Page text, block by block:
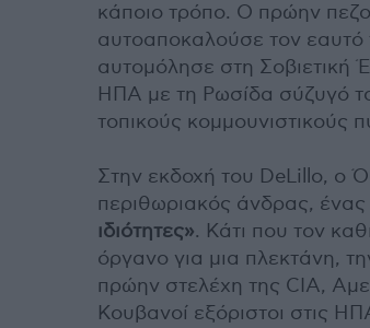
κάποιο τρόπο. Ο πρώην
αυτοαποκαλούσε τον εαυτό
αυτομόλησε στη Σοβιετική
ΗΠΑ με τη Ρωσίδα σύζυγό
τοπικούς κομμουνιστικούς
Στην εκδοχή του DeLillo, ο
περιθωριακός άνδρας, ένας
ιδιότητες». Κάτι που τον
όργανο για μια πλεκτάνη,
πρώην στελέχη της CIA,
Κουβανοί εξόριστοι στις